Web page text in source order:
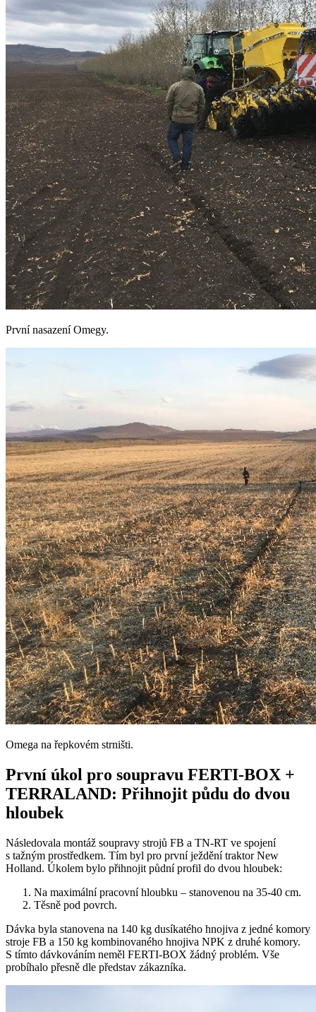
První nasazení Omegy.
Omega na řepkovém strništi.
První úkol pro soupravu FERTI-BOX +
TERRALAND: Přihnojit půdu do dvou
hloubek
Následovala montáž soupravy strojů FB a TN-RT ve spojení
s tažným prostředkem. Tím byl pro první ježdění traktor New
Holland. Úkolem bylo přihnojit půdní profil do dvou hloubek:
Na maximální pracovní hloubku – stanovenou na 35-40 cm.
Těsně pod povrch.
Dávka byla stanovena na 140 kg dusíkatého hnojiva z jedné komory
stroje FB a 150 kg kombinovaného hnojiva NPK z druhé komory.
S tímto dávkováním neměl FERTI-BOX žádný problém. Vše
probíhalo přesně dle představ zákazníka.